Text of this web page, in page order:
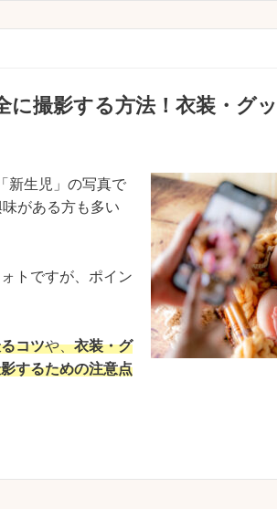
撮影する方法！衣装・グ
新生児」の写真で
がある方も多い
トですが、ポイン
コツや、衣装・グ
するための注意点